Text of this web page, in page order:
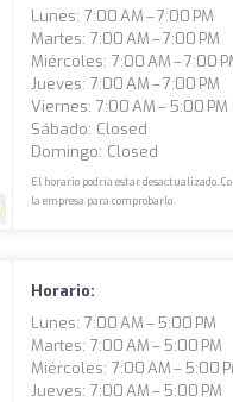
Lunes: 7:00 AM – 7:00 PM
Martes: 7:00 AM – 7:00 PM
Miércoles: 7:00 AM – 7:00
Jueves: 7:00 AM – 7:00 PM
Viernes: 7:00 AM – 5:00 PM
Sábado: Closed
Domingo: Closed
El horario podría estar desactualizado.
la empresa para comprobarlo.
Horario:
Lunes: 7:00 AM – 5:00 PM
Martes: 7:00 AM – 5:00 PM
Miércoles: 7:00 AM – 5:00
Jueves: 7:00 AM – 5:00 PM